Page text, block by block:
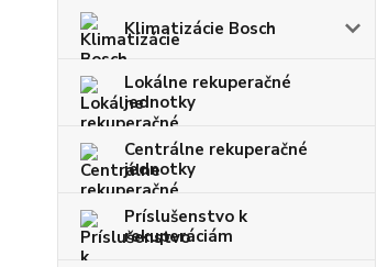
Klimatizácie Bosch
Lokálne rekuperačné
jednotky
Centrálne rekuperačné
jednotky
Príslušenstvo k
rekuperáciám